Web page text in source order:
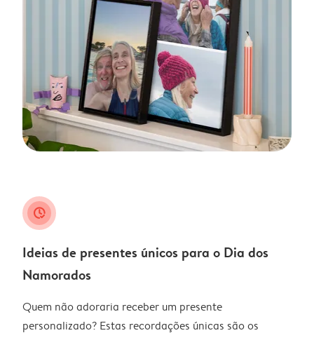
clock_check
Ideias de presentes únicos para o Dia dos
Namorados
Quem não adoraria receber um presente
personalizado? Estas recordações únicas são os